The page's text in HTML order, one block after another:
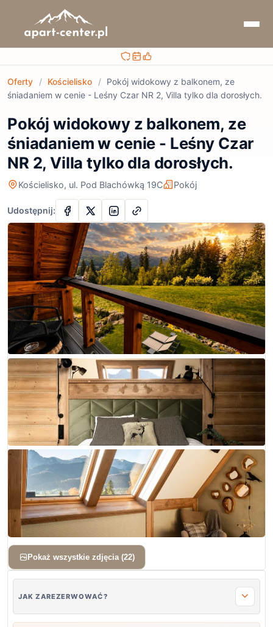
Bezpieczna rezerwacja
Sprawdzaj terminy i ceny
Obsługa przed i po rezerwacji
Oferty / Kościelisko /
Pokój widokowy z balkonem, ze
śniadaniem w cenie - Leśny Czar NR 2, Villa tylko dla dorosłych.
Pokój widokowy z balkonem, ze
śniadaniem w cenie - Leśny Czar
NR 2, Villa tylko dla dorosłych.
Kościelisko, ul. Pod Blachówką 19C Pokój
Udostępnij:
+ 19 zdjęć
Pokaż wszystkie zdjęcia (22)
JAK ZAREZERWOWAĆ?